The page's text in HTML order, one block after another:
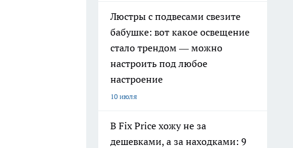
Люстры с подвесами свезите
бабушке: вот какое освещение
стало трендом — можно
настроить под любое
настроение
10 июля
В Fix Price хожу не за
дешевками, а за находками: 9